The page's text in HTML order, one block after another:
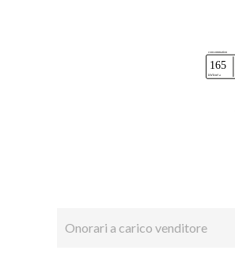
Onorari a carico venditore